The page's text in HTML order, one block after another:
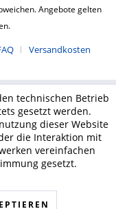
Angebote gelten
Versandkosten
technischen Betrieb
gesetzt werden.
dieser Website
die Interaktion mit
vereinfachen
gesetzt.